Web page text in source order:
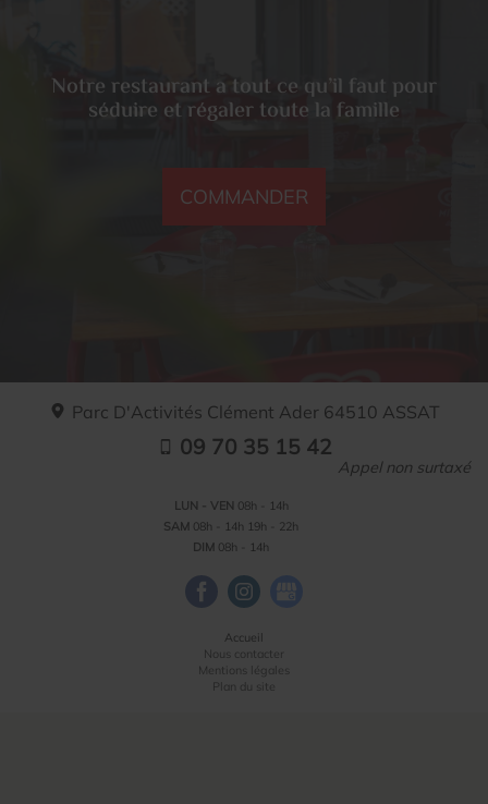
Notre restaurant a tout ce qu’il faut pour
séduire et régaler toute la famille
COMMANDER
Parc D'Activités Clément Ader 64510 ASSAT
09 70 35 15 42
Appel non surtaxé
LUN - VEN 08h - 14h
SAM 08h - 14h 19h - 22h
DIM 08h - 14h
Accueil
Nous contacter
Mentions légales
Plan du site